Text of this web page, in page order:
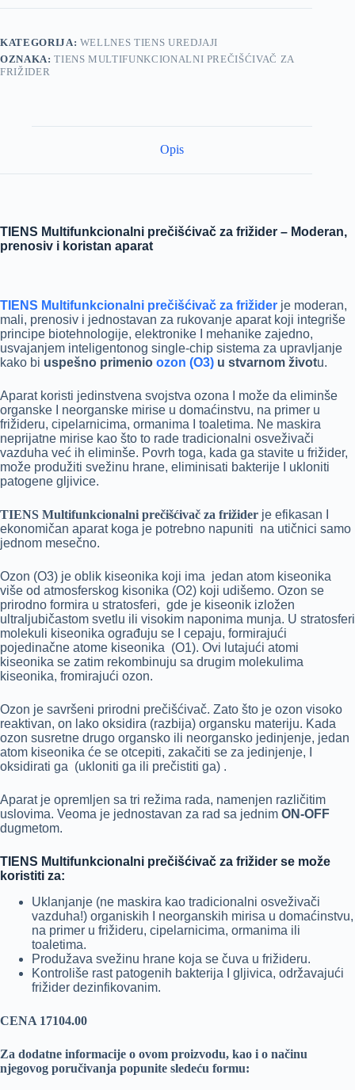
frižider
KATEGORIJA: WELLNES TIENS UREDJAJI
OZNAKA:TIENS MULTIFUNKCIONALNI PREČIŠĆIVAČ ZA
FRIŽIDER
Opis
TIENS Multifunkcionalni prečišćivač za frižider – Moderan,
prenosiv i koristan aparat
TIENS Multifunkcionalni prečišćivač za frižider je moderan,
mali, prenosiv i jednostavan za rukovanje aparat koji integriše
principe biotehnologije, elektronike I mehanike zajedno,
usvajanjem inteligentonog single-chip sistema za upravljanje
kako bi uspešno primenio ozon (O3) u stvarnom životu.
Aparat koristi jedinstvena svojstva ozona I može da eliminše
organske I neorganske mirise u domaćinstvu, na primer u
frižideru, cipelarnicima, ormanima I toaletima. Ne maskira
neprijatne mirise kao što to rade tradicionalni osveživači
vazduha već ih eliminše. Povrh toga, kada ga stavite u frižider,
može produžiti svežinu hrane, eliminisati bakterije I ukloniti
patogene gljivice.
TIENS Multifunkcionalni prečišćivač za frižider je efikasan I
ekonomičan aparat koga je potrebno napuniti na utičnici samo
jednom mesečno.
Ozon (O3) je oblik kiseonika koji ima jedan atom kiseonika
više od atmosferskog kisonika (O2) koji udišemo. Ozon se
prirodno formira u stratosferi, gde je kiseonik izložen
ultraljubičastom svetlu ili visokim naponima munja. U stratosferi
molekuli kiseonika ograđuju se I cepaju, formirajući
pojedinačne atome kiseonika (O1). Ovi lutajući atomi
kiseonika se zatim rekombinuju sa drugim molekulima
kiseonika, fromirajući ozon.
Ozon je savršeni prirodni prečišćivač. Zato što je ozon visoko
reaktivan, on lako oksidira (razbija) organsku materiju. Kada
ozon susretne drugo organsko ili neorgansko jedinjenje, jedan
atom kiseonika će se otcepiti, zakačiti se za jedinjenje, I
oksidirati ga (ukloniti ga ili prečistiti ga) .
Aparat je opremljen sa tri režima rada, namenjen različitim
uslovima. Veoma je jednostavan za rad sa jednim ON-OFF
dugmetom.
TIENS Multifunkcionalni prečišćivač za frižider se može
koristiti za:
Uklanjanje (ne maskira kao tradicionalni osveživači
vazduha!) organiskih I neorganskih mirisa u domaćinstvu,
na primer u frižideru, cipelarnicima, ormanima ili
toaletima.
Produžava svežinu hrane koja se čuva u frižideru.
Kontroliše rast patogenih bakterija I gljivica, održavajući
frižider dezinfikovanim.
CENA 17104.00
Za dodatne informacije o ovom proizvodu, kao i o načinu
njegovog poručivanja popunite sledeću formu: